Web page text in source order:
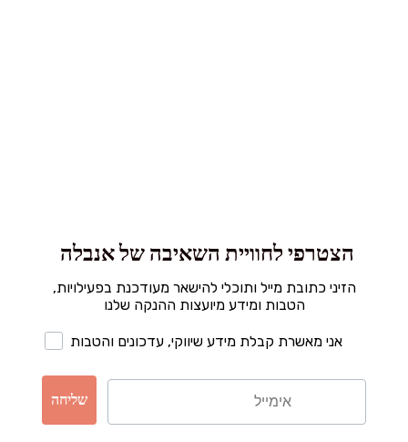
הצטרפי לחוויית השאיבה של אנבלה
הזיני כתובת מייל ותוכלי להישאר מעודכנת בפעילויות,
הטבות ומידע מיועצות ההנקה שלנו
אני מאשרת קבלת מידע שיווקי, עדכונים והטבות
שליחה